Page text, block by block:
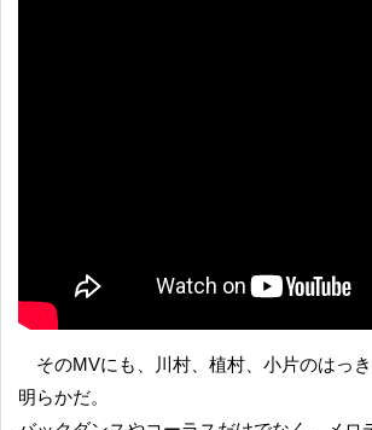
そのMVにも、川村、植村、小片のはっきりとした “参加” が
明らかだ。